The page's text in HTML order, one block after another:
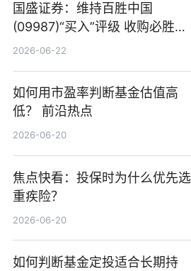
国盛证券：维持百胜中国
(09987)“买入”评级 收购必胜客
中国增厚利润加速成长 信息
2026-06-22
如何用市盈率判断基金估值高
低？ 前沿热点
2026-06-20
焦点快看：投保时为什么优先选
重疾险？
2026-06-20
如何判断基金定投适合长期持